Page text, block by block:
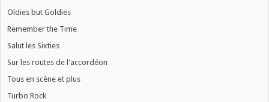
Oldies but Goldies
Remember the Time
Salut les Sixties
Sur les routes de l'accordéon
Tous en scène et plus
Turbo Rock